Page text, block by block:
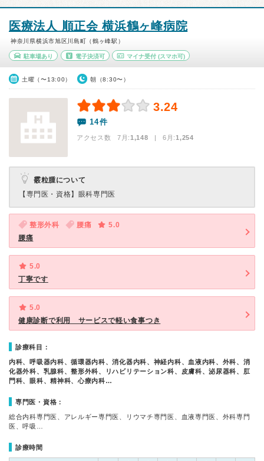
医療法人 順正会 横浜鶴ヶ峰病院
神奈川県横浜市旭区川島町（鶴ヶ峰駅）
駐車場あり 電子決済可 マイナ受付 (スマホ可)
土曜（〜13:00） 朝（8:30〜）
3.24
14件
アクセス数 7月:1,148 | 6月:1,254
霰粒腫について
【専門医・資格】 眼科専門医
整形外科 腰痛
5.0
腰痛
5.0
丁寧です
5.0
健康診断で利用 サービスで軽い食事つき
診療科目：
内科、呼吸器内科、循環器内科、消化器内科、神経内科、血液内科、外科、消
化器外科、乳腺科、整形外科、リハビリテーション科、皮膚科、泌尿器科、肛
門科、眼科、精神科、心療内科…
専門医・資格：
総合内科専門医、アレルギー専門医、リウマチ専門医、血液専門医、外科専門
医、呼吸…
診療時間